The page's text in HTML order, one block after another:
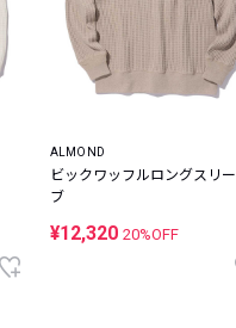
ALMOND
ビックワッフルロングスリー
ブ
¥12,320 20%OFF